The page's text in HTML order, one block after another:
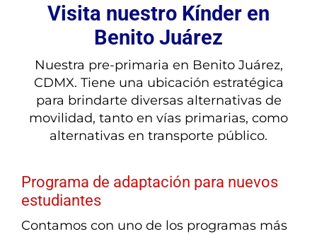
Visita nuestro Kínder en
Benito Juárez
Nuestra pre-primaria en Benito Juárez,
CDMX. Tiene una ubicación estratégica
para brindarte diversas alternativas de
movilidad, tanto en vías primarias, como
alternativas en transporte público.
Programa de adaptación para nuevos
estudiantes
Contamos con uno de los programas más